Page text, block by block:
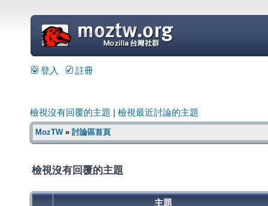
=
登入 註冊
檢視沒有回覆的主題 檢視最近討論的主題
MozTW» 討論區首頁
檢視沒有回覆的主題
主題